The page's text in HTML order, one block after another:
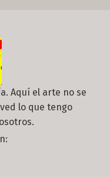
Aquí el arte no se
lo que tengo